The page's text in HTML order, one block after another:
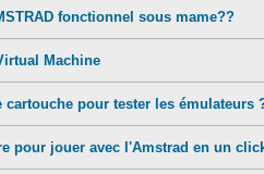
fonctionnel sous mame??
Machine
cartouche pour tester les émulateurs
pour jouer avec l'Amstrad en un